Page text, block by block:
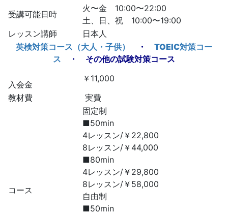
受講可能日時
火〜金 10:00〜22:00
土、日、祝 10:00〜19:00
レッスン講師
日本人
英検対策コース（大人・子供）
・ TOEIC対策コー
ス ・ その他の試験対策コース
入会金
￥11,000
教材費
実費
コース
固定制
■50min
4レッスン/￥22,800
8レッスン/￥44,000
■80min
4レッスン/￥29,800
8レッスン/￥58,000
自由制
■50min